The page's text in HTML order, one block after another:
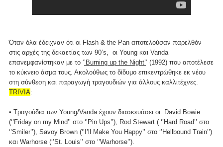
Όταν όλα έδειχναν ότι οι Flash & the Pan αποτελούσαν παρελθόν
στις αρχές της δεκαετίας των 90’s, οι Young και Vanda
επανεμφανίστηκαν με το ‘’Burning up the Night’’ (1992) που αποτέλεσε
το κύκνειο άσμα τους. Ακολούθως το δίδυμο επικεντρώθηκε εκ νέου
στη σύνθεση και παραγωγή τραγουδιών για άλλους καλλιτέχνες.
TRIVIA:
• Τραγούδια των Young/Vanda έχουν διασκευάσει οι: David Bowie
(‘’Friday on my Mind’’ στο ‘’Pin Ups’’), Rod Stewart ( ‘’Hard Road’’ στο
‘’Smiler’’), Savoy Brown (‘’I’ll Make You Happy’’ στο ‘’Hellbound Train’’)
και Warhorse (‘’St. Louis’’ στο ‘’Warhorse’’).